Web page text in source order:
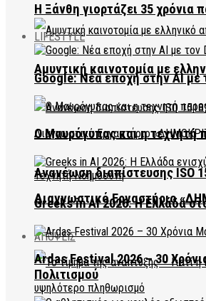
Αμυντική καινοτομία με
Ανανέωση διαπίστευσης ISO
Διαγνωστικό Εργαστήριο
ΑΠΟΨΕΙΣ
Η Ξάνθη γιορτάζει 35 χρόνια
LIFESTYLE
Google: Νέα εποχή στην AI με
Ο Μαυρόγυπας και η τεχνητή
Greeks in AI 2026: Η Ελλάδα
Ardas Festival 2026 – 30
Πολιτισμού